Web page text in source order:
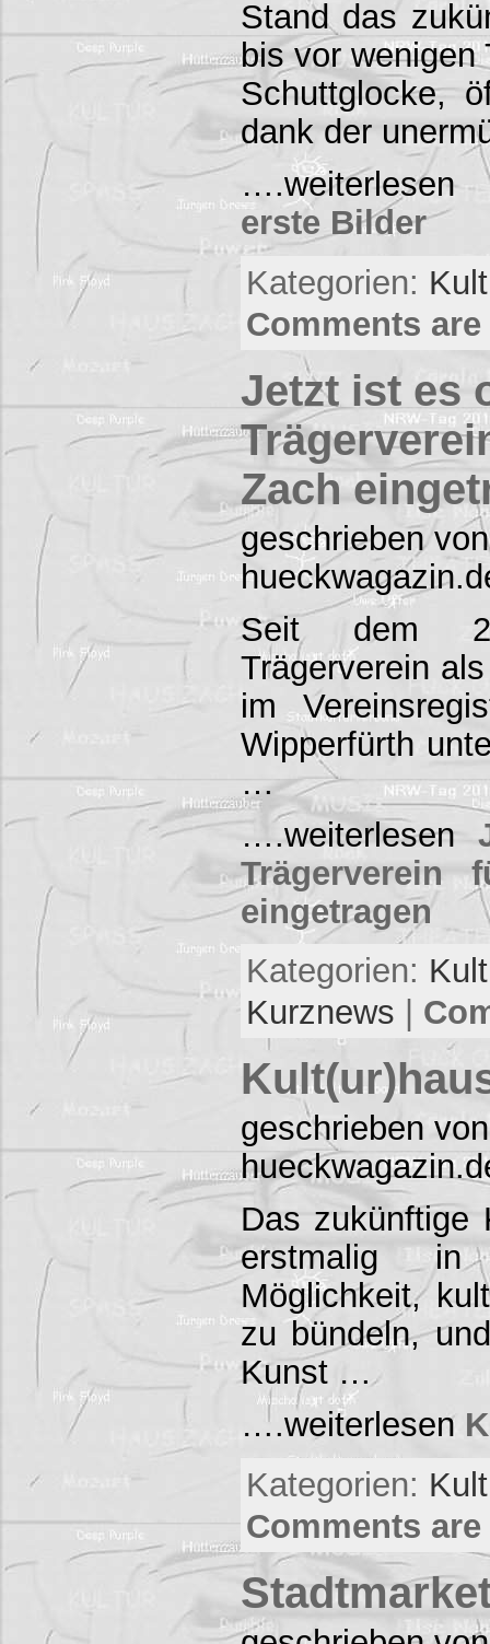
Stand das
bis vor wenigen
Schuttglocke,
dank der
erste Bilder
Kategorien:
Comments
Jetzt ist es
Zach
geschrieben
Seit dem
Trägerverein
im
Wipperfürth
…
….weiterlesen
Trägerverein
eingetragen
Kategorien:
Kurznews
geschrieben
Das zukünftige
erstmalig in
Möglichkeit,
zu bündeln,
Kunst …
….weiterlesen
Kategorien:
Comments